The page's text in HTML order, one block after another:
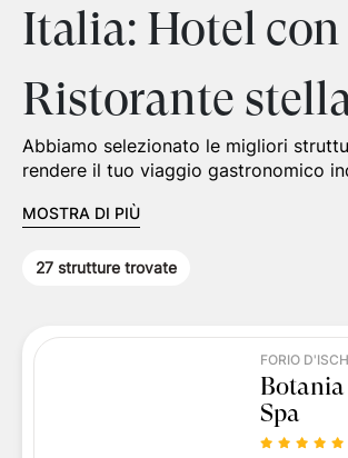
Italia: Hotel con
Ristorante
Abbiamo selezionato le migliori
rendere il tuo viaggio gastronomico
MOSTRA DI PIÙ
27 strutture trovate
FORIO
Botania
Spa